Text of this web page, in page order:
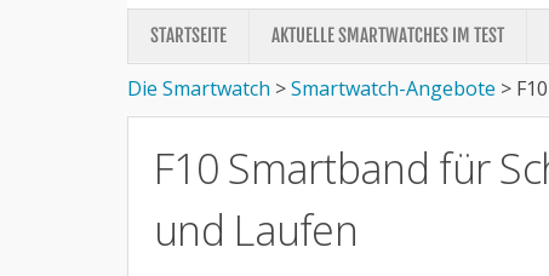
STARTSEITE AKTUELLE SMARTWATCHES IM TEST
Die Smartwatch >Smartwatch-Angebote >
F10 Smartband für
und Laufen